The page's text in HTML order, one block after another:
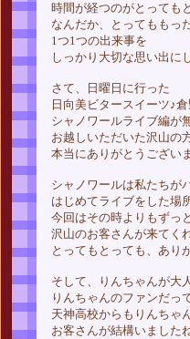
時間が経つのがとっても
なんだか、とってももっ
1つ1つの出来事を
しっかり大切な思い出に
さて、日曜日に行った
日向美ビタースイーツ♪
シャノワールライブ編が
お越しいただいた沢山の
本当にありがとうござい
シャノワールは私たちが
はじめてライブをした場
今回はその時よりもずっ
沢山のお客さんが来てく
とってもとっても、あり
そして、りんちゃんが大
りんちゃんのファンだっ
天神高校からもりんちゃ
お客さんが結構いましたね